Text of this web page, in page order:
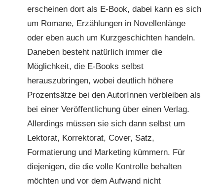
erscheinen dort als E-Book, dabei kann es sich
um Romane, Erzählungen in Novellenlänge
oder eben auch um Kurzgeschichten handeln.
Daneben besteht natürlich immer die
Möglichkeit, die E-Books selbst
herauszubringen, wobei deutlich höhere
Prozentsätze bei den AutorInnen verbleiben als
bei einer Veröffentlichung über einen Verlag.
Allerdings müssen sie sich dann selbst um
Lektorat, Korrektorat, Cover, Satz,
Formatierung und Marketing kümmern. Für
diejenigen, die die volle Kontrolle behalten
möchten und vor dem Aufwand nicht